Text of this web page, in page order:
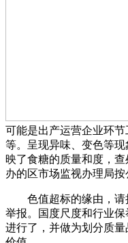
可能是出产运营企业环
等。呈现异味、变色等
映了食糖的质量和度，
办的区市场监视办理局按
色值超标的缘由，请
举报。国度尺度和行业
进行了，并做为划分质